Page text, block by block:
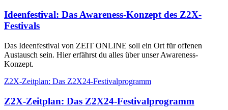
Ideenfestival: Das Awareness-Konzept des Z2X-
Festivals
Das Ideenfestival von ZEIT ONLINE soll ein Ort für offenen
Austausch sein. Hier erfährst du alles über unser Awareness-
Konzept.
Z2X-Zeitplan: Das Z2X24-Festivalprogramm
Z2X-Zeitplan: Das Z2X24-Festivalprogramm